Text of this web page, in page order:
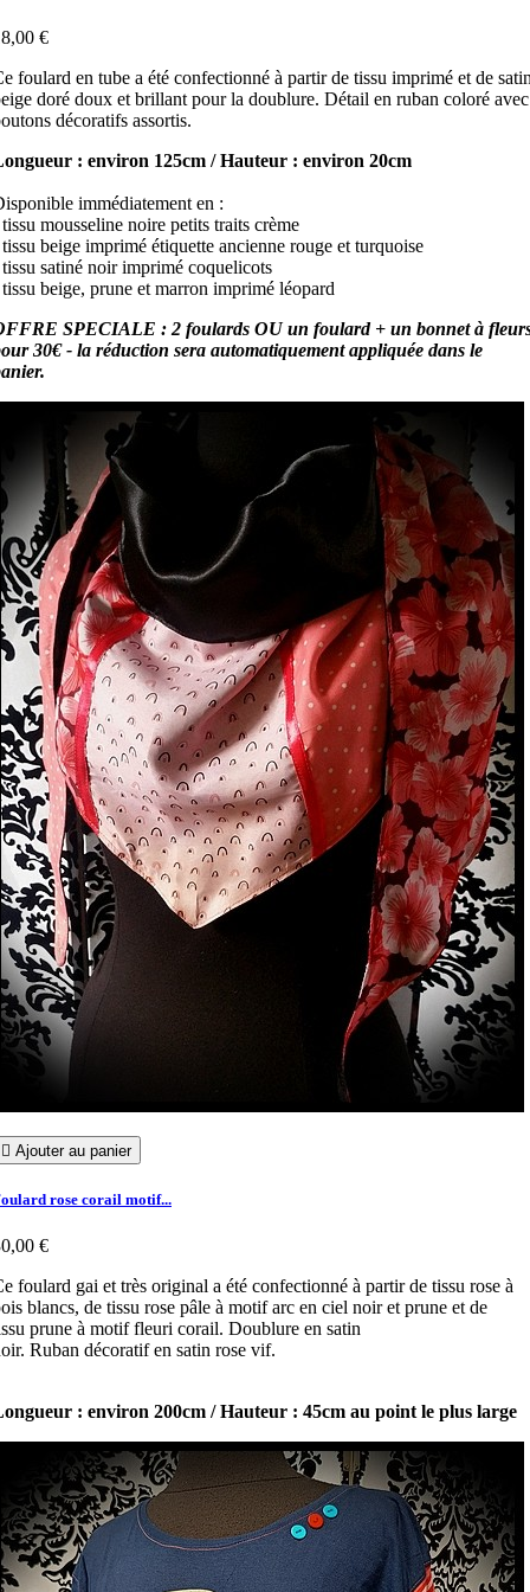
€
foulard en tube a été confectionné à partir de tissu imprimé et de
doré doux et brillant pour la doublure. Détail en ruban coloré avec
décoratifs assortis.
: environ 125cm / Hauteur : environ 20cm
immédiatement en :
mousseline noire petits traits crème
beige imprimé étiquette ancienne rouge et turquoise
satiné noir imprimé coquelicots
beige, prune et marron imprimé léopard
SPECIALE : 2 foulards OU un foulard + un bonnet à
30€ - la réduction sera automatiquement appliquée dans le
 Ajouter au panier
rose corail motif...
€
foulard gai et très original a été confectionné à partir de tissu rose à
blancs, de tissu rose pâle à motif arc en ciel noir et prune et de
prune à motif fleuri corail. Doublure en satin
Ruban décoratif en satin rose vif.
: environ 200cm / Hauteur : 45cm au point le plus large